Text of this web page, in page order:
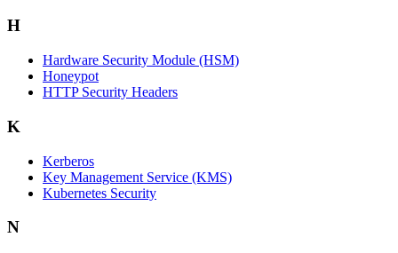
H
Hardware Security Module (HSM)
Honeypot
HTTP Security Headers
K
Kerberos
Key Management Service (KMS)
Kubernetes Security
N